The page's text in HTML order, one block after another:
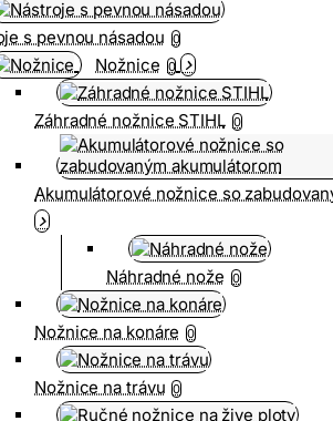
s pevnou násadou 0
Nožnice 0
Záhradné nožnice STIHL 0
Akumulátorové nožnice so
Náhradné nože 0
Nožnice na konáre 0
Nožnice na trávu 0